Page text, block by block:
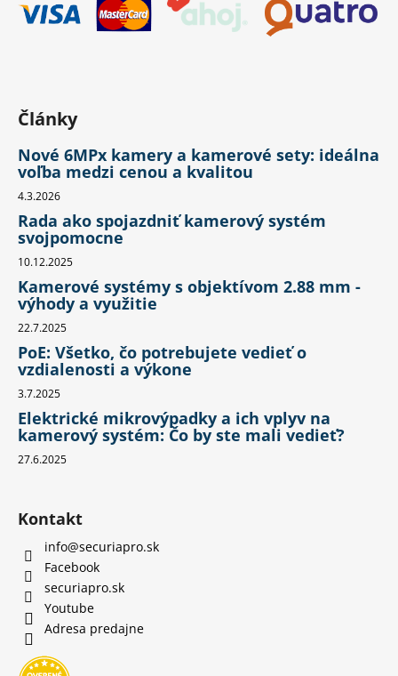
Články
Nové 6MPx kamery a kamerové sety: ideálna
voľba medzi cenou a kvalitou
4.3.2026
Rada ako spojazdniť kamerový systém
svojpomocne
10.12.2025
Kamerové systémy s objektívom 2.88 mm -
výhody a využitie
22.7.2025
PoE: Všetko, čo potrebujete vedieť o
vzdialenosti a výkone
3.7.2025
Elektrické mikrovýpadky a ich vplyv na
kamerový systém: Čo by ste mali vedieť?
27.6.2025
Kontakt
info@securiapro.sk
Facebook
securiapro.sk
Youtube
Adresa predajne